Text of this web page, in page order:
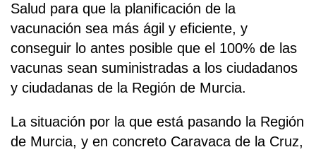
Salud para que la planificación de la
vacunación sea más ágil y eficiente, y
conseguir lo antes posible que el 100% de las
vacunas sean suministradas a los ciudadanos
y ciudadanas de la Región de Murcia.
La situación por la que está pasando la Región
de Murcia, y en concreto Caravaca de la Cruz,